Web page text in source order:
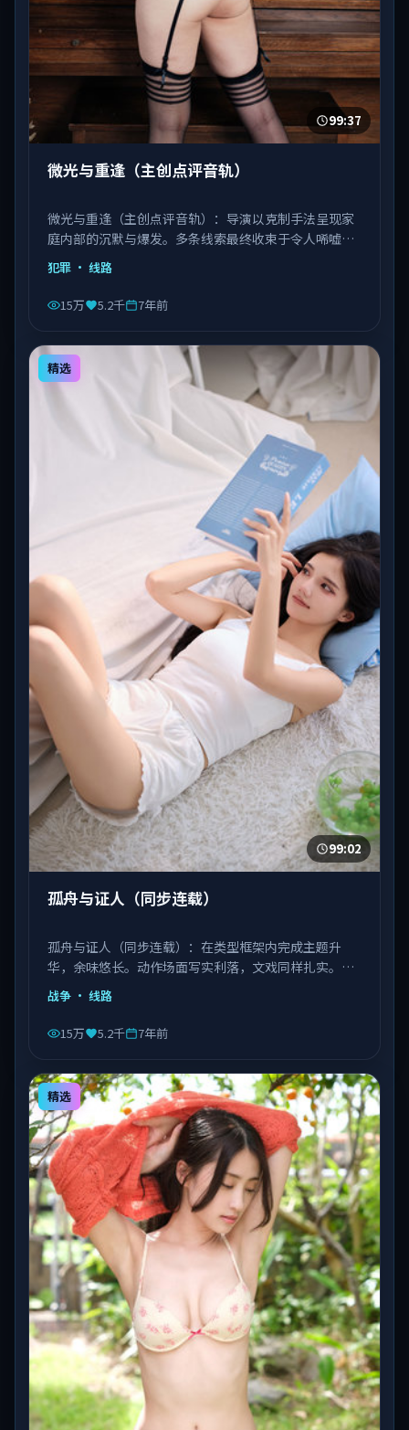
99:37
微光与重逢（主创点评音轨）
微光与重逢（主创点评音轨）：导演以克制手法呈现家
庭内部的沉默与爆发。多条线索最终收束于令人唏嘘的
结局。由徐克执导，刘德华、巩俐、宋康昊等主演，日
本出品，类型为犯罪。
犯罪 · 线路
15万 5.2千 7年前
精选
99:02
孤舟与证人（同步连载）
孤舟与证人（同步连载）：在类型框架内完成主题升
华，余味悠长。动作场面写实利落，文戏同样扎实。由
丹尼斯·维伦纽瓦执导，文淇、宋康昊、长泽雅美等主
演，越南出品，类型为战争。
战争 · 线路
15万 5.2千 7年前
精选